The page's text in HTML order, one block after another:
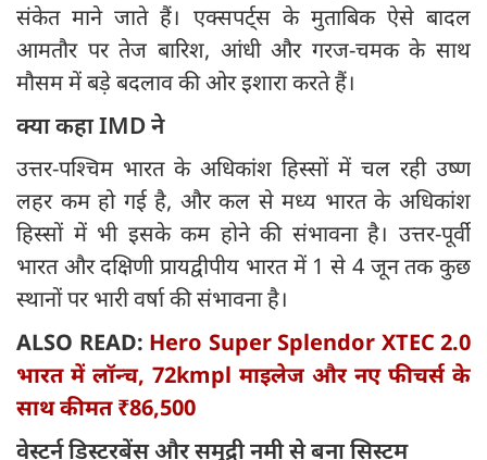
संकेत माने जाते हैं। एक्सपर्ट्‍स के मुताबिक ऐसे बादल
आमतौर पर तेज बारिश, आंधी और गरज-चमक के साथ
मौसम में बड़े बदलाव की ओर इशारा करते हैं।
क्या कहा IMD ने
उत्तर-पश्चिम भारत के अधिकांश हिस्सों में चल रही उष्ण
लहर कम हो गई है, और कल से मध्य भारत के अधिकांश
हिस्सों में भी इसके कम होने की संभावना है। उत्तर-पूर्वी
भारत और दक्षिणी प्रायद्वीपीय भारत में 1 से 4 जून तक कुछ
स्थानों पर भारी वर्षा की संभावना है।
ALSO READ: Hero Super Splendor XTEC 2.0
भारत में लॉन्च, 72kmpl माइलेज और नए फीचर्स के
साथ कीमत ₹86,500
वेस्टर्न डिस्टरबेंस और समुद्री नमी से बना सिस्टम